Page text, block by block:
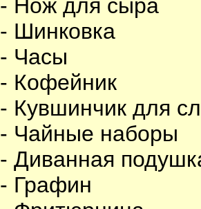
- Нож для сыра
- Шинковка
- Часы
- Кофейник
- Кувшинчик для
- Чайные наборы
- Диванная
- Графин